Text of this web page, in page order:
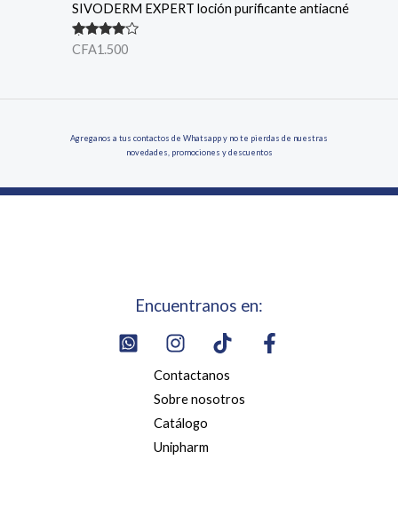
SIVODERM EXPERT loción purificante antiacné
Valorado
CFA1.500
Agreganos a tus contactos de Whatsapp y no te pierdas de nuestras
novedades, promociones y descuentos
Encuentranos en:
Contactanos
Sobre nosotros
Catálogo
Unipharm